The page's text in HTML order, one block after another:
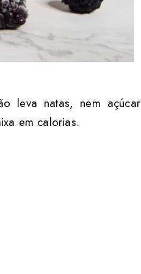
leva natas, nem açúcar
em calorias.